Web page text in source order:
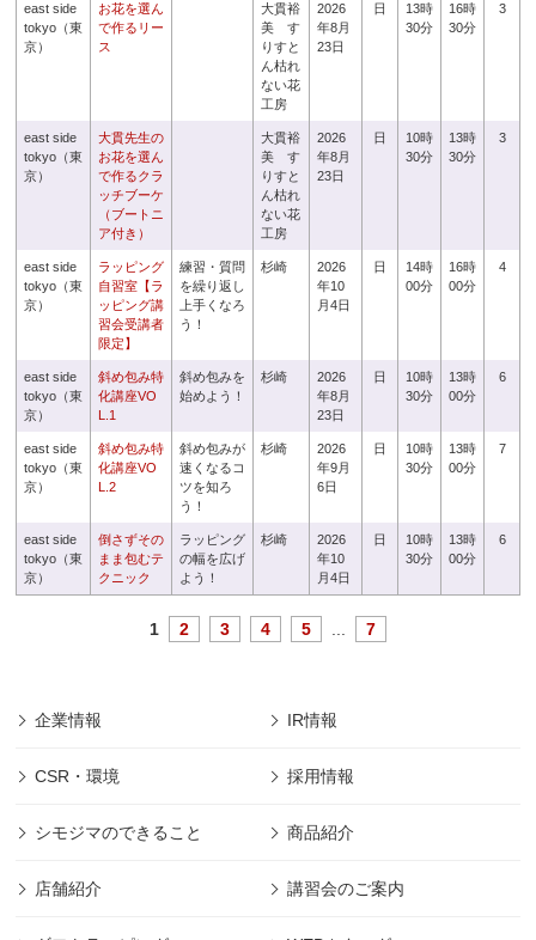
east side
tokyo（東
京）
お花を選ん
で作るリー
ス
大貫裕
美 す
りすと
ん枯れ
ない花
工房
2026
年8月
23日
日
13時
30分
16時
30分
3
east side
tokyo（東
京）
大貫先生の
お花を選ん
で作るクラ
ッチブーケ
（ブートニ
ア付き）
大貫裕
美 す
りすと
ん枯れ
ない花
工房
2026
年8月
23日
日
10時
30分
13時
30分
3
east side
tokyo（東
京）
ラッピング
自習室【ラ
ッピング講
習会受講者
限定】
練習・質問
を繰り返し
上手くなろ
う！
杉崎
2026
年10
月4日
日
14時
00分
16時
00分
4
east side
tokyo（東
京）
斜め包み特
化講座VO
L.1
斜め包みを
始めよう！
杉崎
2026
年8月
23日
日
10時
30分
13時
00分
6
east side
tokyo（東
京）
斜め包み特
化講座VO
L.2
斜め包みが
速くなるコ
ツを知ろ
う！
杉崎
2026
年9月
6日
日
10時
30分
13時
00分
7
east side
tokyo（東
京）
倒さずその
まま包むテ
クニック
ラッピング
の幅を広げ
よう！
杉崎
2026
年10
月4日
日
10時
30分
13時
00分
6
1 2 3 4 5 7
企業情報 IR情報
CSR・環境 採用情報
シモジマのできること 商品紹介
店舗紹介 講習会のご案内